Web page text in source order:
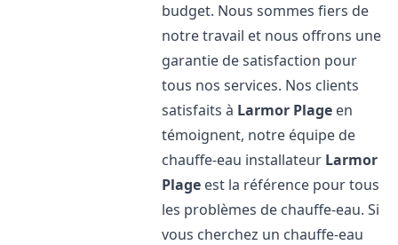
budget. Nous sommes fiers de
notre travail et nous offrons une
garantie de satisfaction pour
tous nos services. Nos clients
satisfaits à Larmor Plage en
témoignent, notre équipe de
chauffe-eau installateur Larmor
Plage est la référence pour tous
les problèmes de chauffe-eau. Si
vous cherchez un chauffe-eau